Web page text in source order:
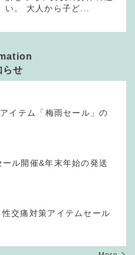
い。 大人から子ど...
らせ
イテム「梅雨セール」の
ル開催&年末年始の発送
交痛対策アイテムセール